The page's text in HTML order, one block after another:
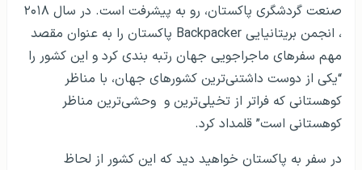
صنعت گردشگری پاکستان، رو به پیشرفت است. در سال ۲۰۱۸
، انجمن بریتانیایی Backpacker پاکستان را به عنوان مقصد
مهم سفرهای ماجراجویی جهان رتبه بندی کرد و این کشور را
“یکی از دوست داشتنی‌­ترین کشورهای جهان، با مناظر
کوهستانی که فراتر از تخیلی‌ترین و وحشی‌ترین مناظر
کوهستانی است” قلمداد کرد.
در سفر به پاکستان خواهید دید که این کشور از لحاظ